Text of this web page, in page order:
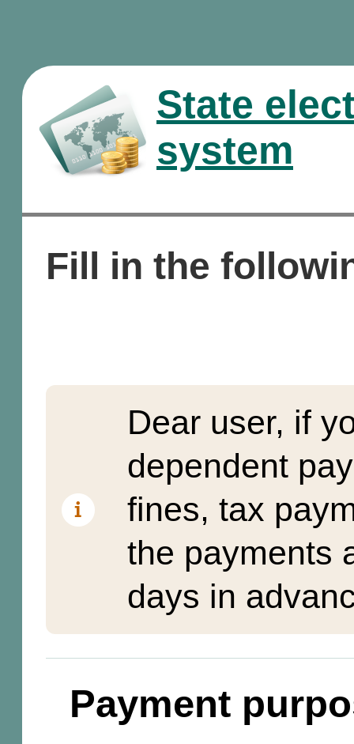
State
system
Fill in the
Dear user, if
dependent
fines, tax
the payments
days in
Payment